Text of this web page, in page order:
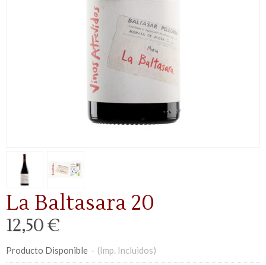
La Baltasara 20
12,50 €
Producto Disponible - (Imp. Incluidos)